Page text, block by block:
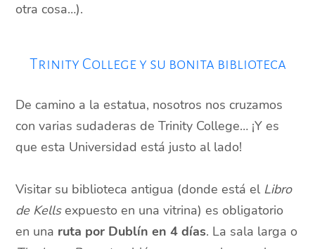
otra cosa…).
Trinity College y su bonita biblioteca
De camino a la estatua, nosotros nos cruzamos
con varias sudaderas de Trinity College… ¡Y es
que esta Universidad está justo al lado!
Visitar su biblioteca antigua (donde está elLibro
de Kellsexpuesto en una vitrina) es obligatorio
en una ruta por Dublín en 4 días. La sala larga o